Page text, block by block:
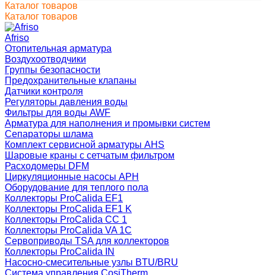
Каталог товаров
Каталог товаров
Afriso
Отопительная арматура
Воздухоотводчики
Группы безопасности
Предохранительные клапаны
Датчики контроля
Регуляторы давления воды
Фильтры для воды AWF
Арматура для наполнения и промывки систем
Сепараторы шлама
Комплект сервисной арматуры AHS
Шаровые краны с сетчатым фильтром
Расходомеры DFM
Циркуляционные насосы APH
Оборудование для теплого пола
Коллекторы ProCalida EF1
Коллекторы ProCalida EF1 K
Коллекторы ProCalida CC 1
Коллекторы ProCalida VA 1C
Сервоприводы TSA для коллекторов
Коллекторы ProCalida IN
Насосно-смесительные узлы BTU/BRU
Система управления CosiTherm